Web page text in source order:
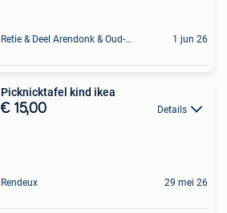
Retie & Deel Arendonk & Oud-Turnhout 1 jun 26
Picknicktafel kind ikea
€ 15,00 Details
Rendeux 29 mei 26